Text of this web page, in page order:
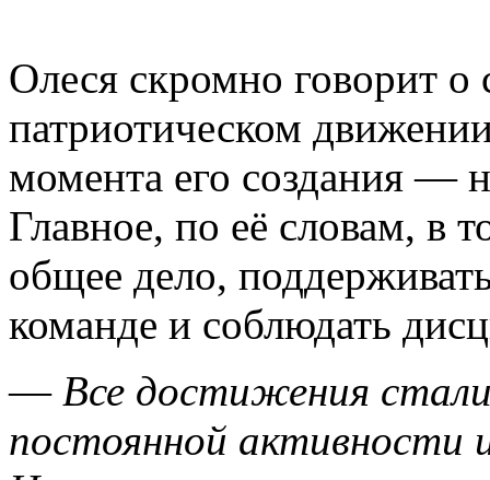
Олеся скромно говорит
патриотическом
момента его создания —
Главное, по её словам, в
общее дело,
команде и соблюдать
— Все достижения
постоянной активности